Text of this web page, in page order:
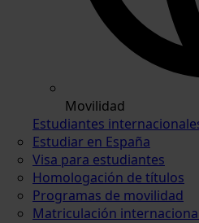
Movilidad
Estudiantes
Estudiar en España
Visa para estudiantes
Homologación de títulos
Programas de movilidad
Matriculación